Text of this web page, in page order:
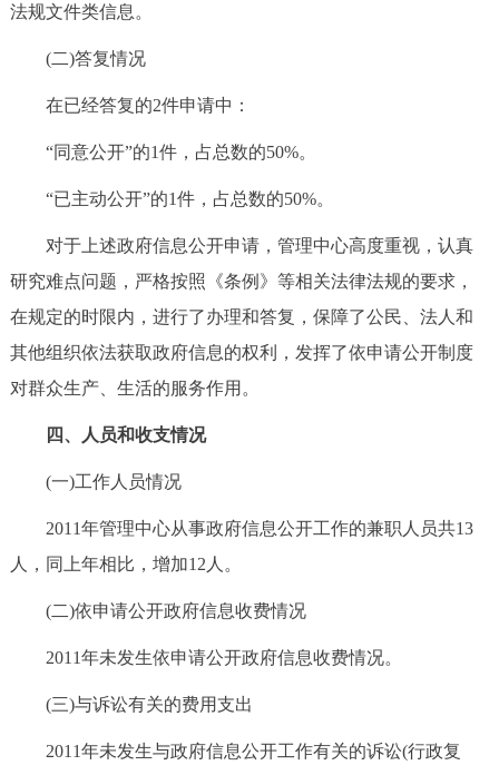
法规文件类信息。
(二)答复情况
在已经答复的2件申请中：
“同意公开”的1件，占总数的50%。
“已主动公开”的1件，占总数的50%。
对于上述政府信息公开申请，管理中心高度重视，认真
研究难点问题，严格按照《条例》等相关法律法规的要求，
在规定的时限内，进行了办理和答复，保障了公民、法人和
其他组织依法获取政府信息的权利，发挥了依申请公开制度
对群众生产、生活的服务作用。
四、人员和收支情况
(一)工作人员情况
2011年管理中心从事政府信息公开工作的兼职人员共13
人，同上年相比，增加12人。
(二)依申请公开政府信息收费情况
2011年未发生依申请公开政府信息收费情况。
(三)与诉讼有关的费用支出
2011年未发生与政府信息公开工作有关的诉讼(行政复